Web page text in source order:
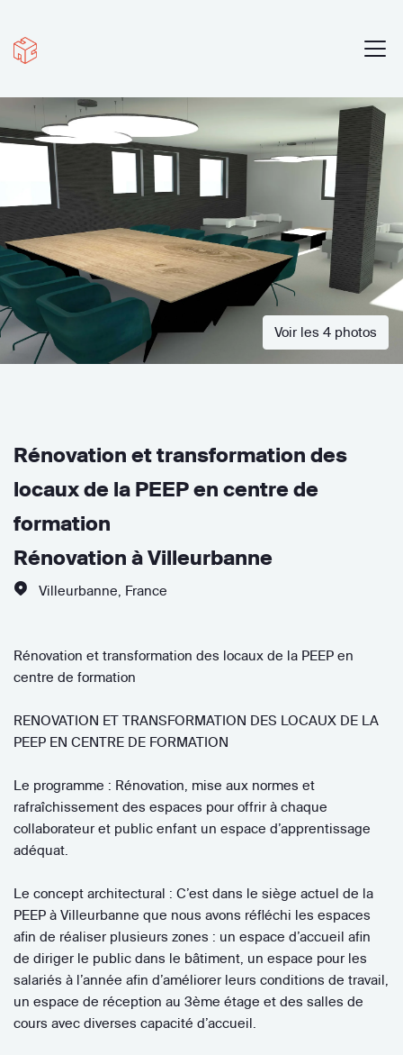
Voir les 4 photos
Rénovation et transformation des
locaux de la PEEP en centre de
formation
Rénovation à Villeurbanne
Villeurbanne France
Rénovation et transformation des locaux de la PEEP en
centre de formation
RENOVATION ET TRANSFORMATION DES LOCAUX DE LA
PEEP EN CENTRE DE FORMATION
Le programme : Rénovation, mise aux normes et
rafraîchissement des espaces pour offrir à chaque
collaborateur et public enfant un espace d’apprentissage
adéquat.
Le concept architectural : C’est dans le siège actuel de la
PEEP à Villeurbanne que nous avons réfléchi les espaces
afin de réaliser plusieurs zones : un espace d’accueil afin
de diriger le public dans le bâtiment, un espace pour les
salariés à l’année afin d’améliorer leurs conditions de travail,
un espace de réception au 3ème étage et des salles de
cours avec diverses capacité d’accueil.